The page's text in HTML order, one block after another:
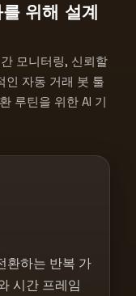
위해 설계
모니터링, 신뢰할
인 자동 거래 봇 툴
루틴을 위한 AI 기
환하는 반복 가
시간 프레임